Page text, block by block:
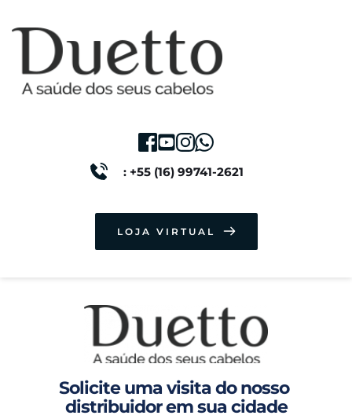
: +55 (16) 99741-2621
LOJA VIRTUAL
Solicite uma visita do nosso
distribuidor em sua cidade